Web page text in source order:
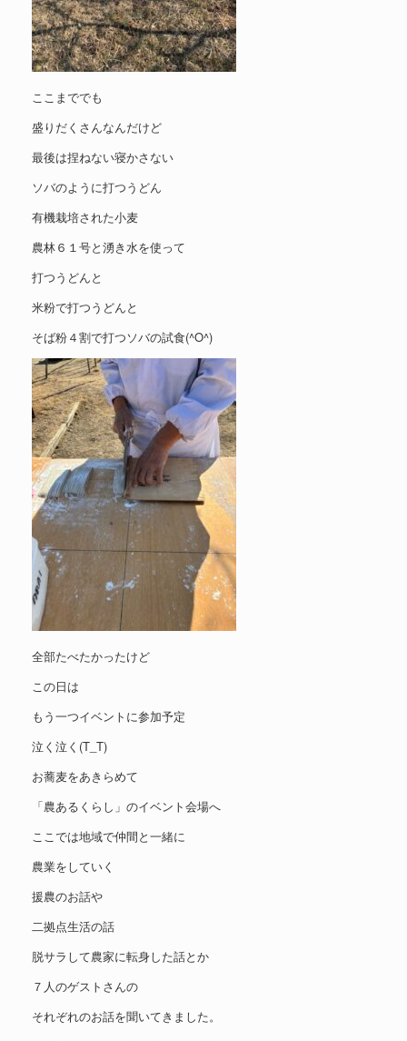
ここまででも
盛りだくさんなんだけど
最後は捏ねない寝かさない
ソバのように打つうどん
有機栽培された小麦
農林６１号と湧き水を使って
打つうどんと
米粉で打つうどんと
そば粉４割で打つソバの試食(^O^)
全部たべたかったけど
この日は
もう一つイベントに参加予定
泣く泣く(T_T)
お蕎麦をあきらめて
「農あるくらし」のイベント会場へ
ここでは地域で仲間と一緒に
農業をしていく
援農のお話や
二拠点生活の話
脱サラして農家に転身した話とか
７人のゲストさんの
それぞれのお話を聞いてきました。